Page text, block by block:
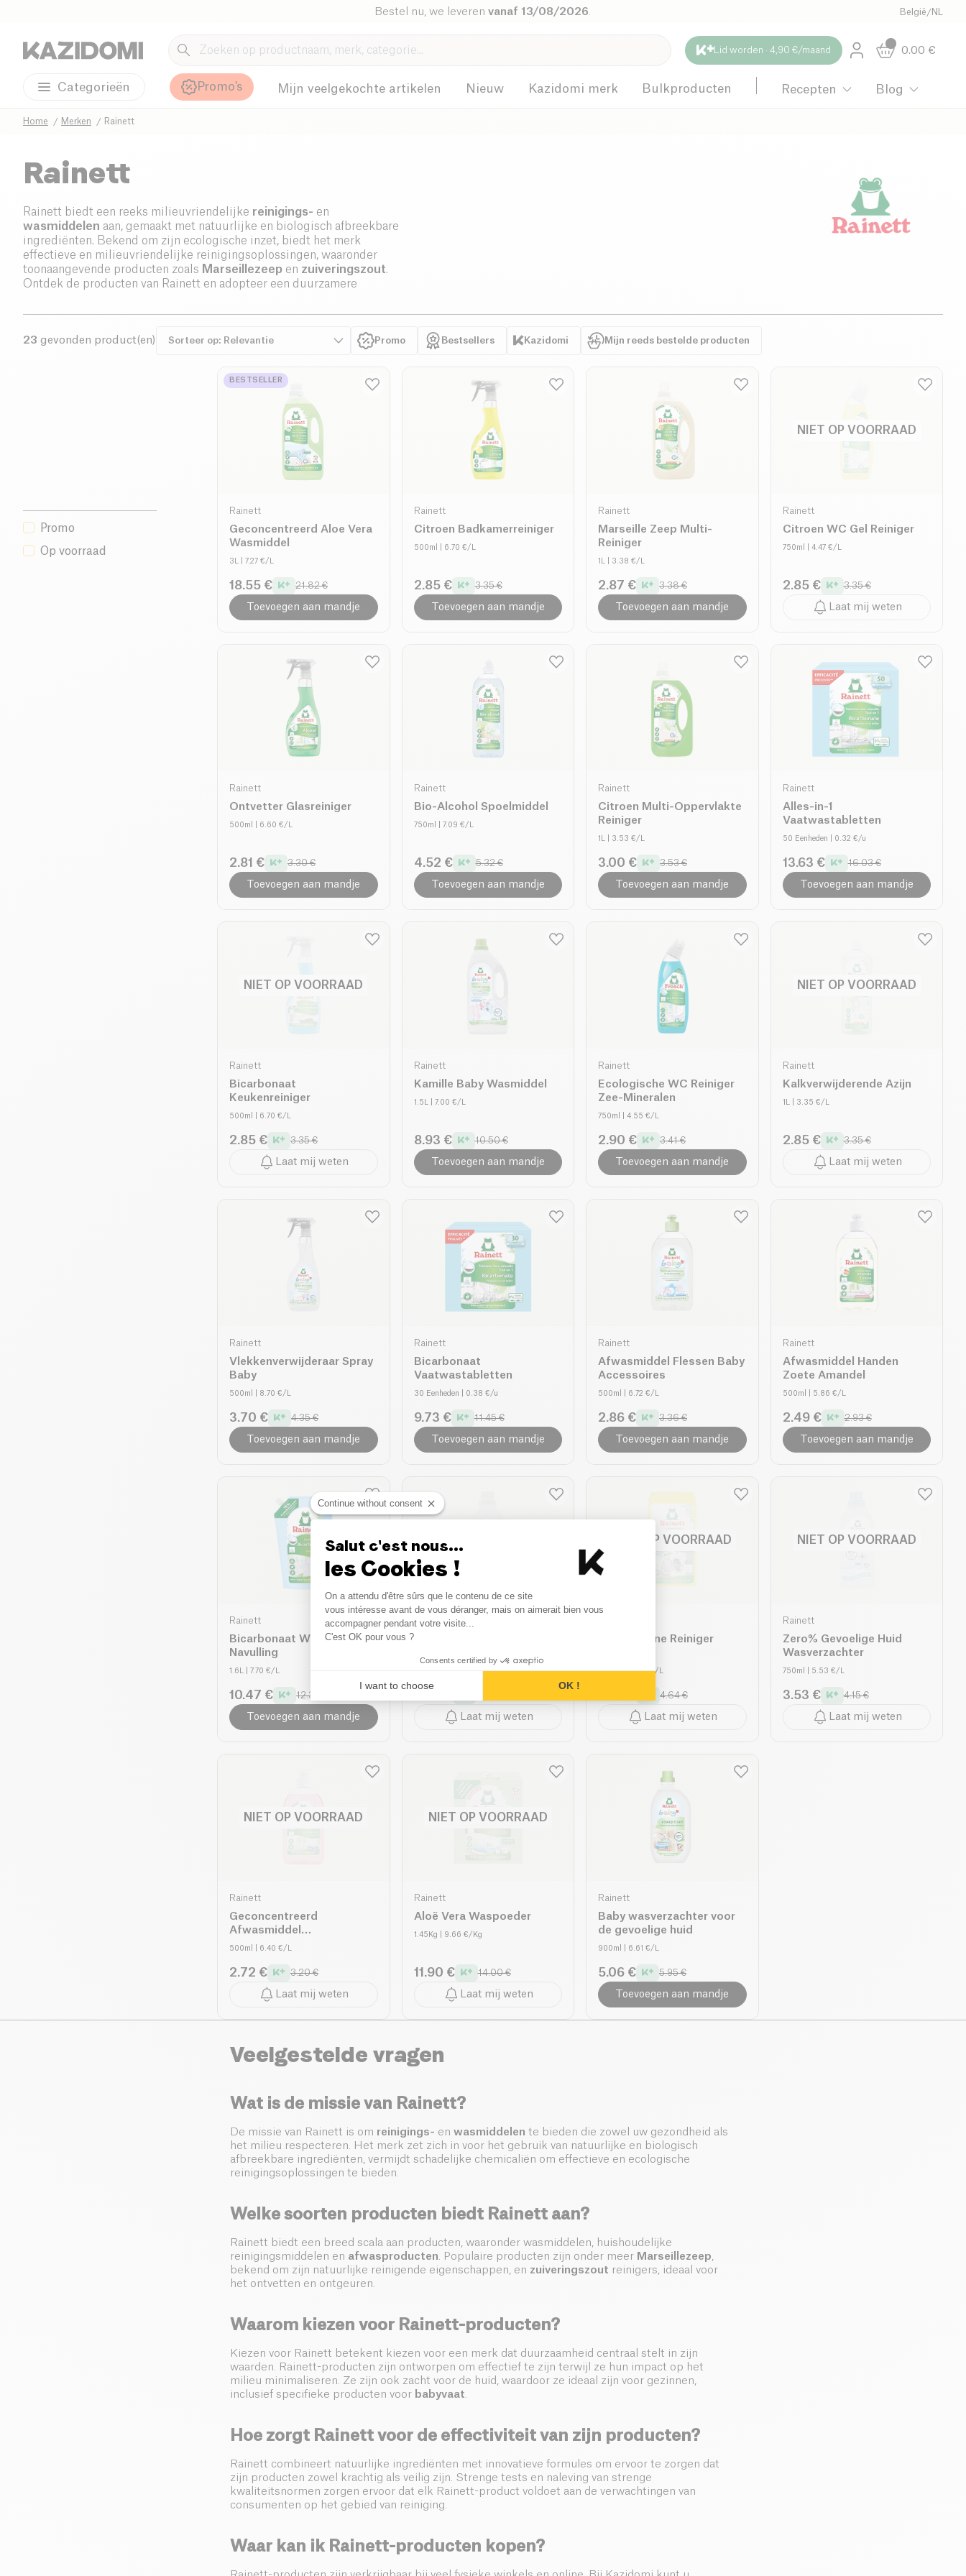
Bestel nu, we leverenvanaf 13/08/2026 België /NL
Lid worden · 4,90 €/maand 0.00 €
Categorieën Promo's Mijn veelgekochte artikelen Nieuw Kazidomi merk Bulkproducten Recepten Blog
Home Merken Rainett
Rainett
Rainett biedt een reeks milieuvriendelijke reinigings- en
wasmiddelen aan, gemaakt met natuurlijke en biologisch afbreekbare
ingrediënten. Bekend om zijn ecologische inzet, biedt het merk
effectieve en milieuvriendelijke reinigingsoplossingen, waaronder
toonaangevende producten zoals Marseillezeep en zuiveringszout.
Ontdek de producten van Rainett en adopteer een duurzamere
23 gevonden product(en) Promo Bestsellers Kazidomi Mijn reeds bestelde producten
Promo
Op voorraad
BESTSELLER
Rainett
Geconcentreerd Aloe Vera
Wasmiddel
3L | 7.27 €/L
18.55 € 21.82 €
Toevoegen aan mandje
Rainett
Citroen Badkamerreiniger
500ml | 6.70 €/L
2.85 € 3.35 €
Toevoegen aan mandje
Rainett
Marseille Zeep Multi-
Reiniger
1L | 3.38 €/L
2.87 € 3.38 €
Toevoegen aan mandje
NIET OP VOORRAAD
Rainett
Citroen WC Gel Reiniger
750ml | 4.47 €/L
2.85 € 3.35 €
Laat mij weten
Rainett
Ontvetter Glasreiniger
500ml | 6.60 €/L
2.81 € 3.30 €
Toevoegen aan mandje
Rainett
Bio-Alcohol Spoelmiddel
750ml | 7.09 €/L
4.52 € 5.32 €
Toevoegen aan mandje
Rainett
Citroen Multi-Oppervlakte
Reiniger
1L | 3.53 €/L
3.00 € 3.53 €
Toevoegen aan mandje
Rainett
Alles-in-1
Vaatwastabletten
50 Eenheden | 0.32 €/u
13.63 € 16.03 €
Toevoegen aan mandje
NIET OP VOORRAAD
Rainett
Bicarbonaat
Keukenreiniger
500ml | 6.70 €/L
2.85 € 3.35 €
Laat mij weten
Rainett
Kamille Baby Wasmiddel
1.5L | 7.00 €/L
8.93 € 10.50 €
Toevoegen aan mandje
Rainett
Ecologische WC Reiniger
Zee-Mineralen
750ml | 4.55 €/L
2.90 € 3.41 €
Toevoegen aan mandje
NIET OP VOORRAAD
Rainett
Kalkverwijderende Azijn
1L | 3.35 €/L
2.85 € 3.35 €
Laat mij weten
Rainett
Vlekkenverwijderaar Spray
Baby
500ml | 8.70 €/L
3.70 € 4.35 €
Toevoegen aan mandje
Rainett
Bicarbonaat
Vaatwastabletten
30 Eenheden | 0.38 €/u
9.73 € 11.45 €
Toevoegen aan mandje
Rainett
Afwasmiddel Flessen Baby
Accessoires
500ml | 6.72 €/L
2.86 € 3.36 €
Toevoegen aan mandje
Rainett
Afwasmiddel Handen
Zoete Amandel
500ml | 5.86 €/L
2.49 € 2.93 €
Toevoegen aan mandje
Rainett
Bicarbonaat Wasmiddel
Navulling
1.6L | 7.70 €/L
10.47 € 12.32 €
Toevoegen aan mandje
Rainett
Kamille Baby
Laat mij weten
NIET OP VOORRAAD
Wasmachine Reiniger
250ml | 18.56 €/L
4.64 €
Laat mij weten
NIET OP VOORRAAD
Rainett
Zero% Gevoelige Huid
Wasverzachter
750ml | 5.53 €/L
3.53 € 4.15 €
Laat mij weten
NIET OP VOORRAAD
Rainett
Geconcentreerd
Afwasmiddel
Frambozenazijn
500ml | 6.40 €/L
2.72 € 3.20 €
Laat mij weten
NIET OP VOORRAAD
Rainett
Aloë Vera Waspoeder
1.45Kg | 9.66 €/Kg
11.90 € 14.00 €
Laat mij weten
Rainett
Baby wasverzachter voor
de gevoelige huid
900ml | 6.61 €/L
5.06 € 5.95 €
Toevoegen aan mandje
Veelgestelde vragen
Wat is de missie van Rainett?
De missie van Rainett is om reinigings- en wasmiddelen te bieden die zowel uw gezondheid als
het milieu respecteren. Het merk zet zich in voor het gebruik van natuurlijke en biologisch
afbreekbare ingrediënten, vermijdt schadelijke chemicaliën om effectieve en ecologische
reinigingsoplossingen te bieden.
Welke soorten producten biedt Rainett aan?
Rainett biedt een breed scala aan producten, waaronder wasmiddelen, huishoudelijke
reinigingsmiddelen en afwasproducten . Populaire producten zijn onder meer Marseillezeep
bekend om zijn natuurlijke reinigende eigenschappen, en zuiveringszout reinigers, ideaal voor
het ontvetten en ontgeuren.
Waarom kiezen voor Rainett-producten?
Kiezen voor Rainett betekent kiezen voor een merk dat duurzaamheid centraal stelt in zijn
waarden. Rainett-producten zijn ontworpen om effectief te zijn terwijl ze hun impact op het
milieu minimaliseren. Ze zijn ook zacht voor de huid, waardoor ze ideaal zijn voor gezinnen,
inclusief specifieke producten voor babyvaat
Hoe zorgt Rainett voor de effectiviteit van zijn producten?
Rainett combineert natuurlijke ingrediënten met innovatieve formules om ervoor te zorgen dat
zijn producten zowel krachtig als veilig zijn. Strenge tests en naleving van strenge
kwaliteitsnormen zorgen ervoor dat elk Rainett-product voldoet aan de verwachtingen van
consumenten op het gebied van reiniging.
Waar kan ik Rainett-producten kopen?
Continue without consent
Salut c'est nous...
les Cookies !
Consent Management Platform: Personalize Your Options
On a attendu d'être sûrs que le contenu de ce site
vous intéresse avant de vous déranger, mais on aimerait bien vous
accompagner pendant votre visite...
C'est OK pour vous ?
Consents certified by
I want to choose OK !
Axeptio consent